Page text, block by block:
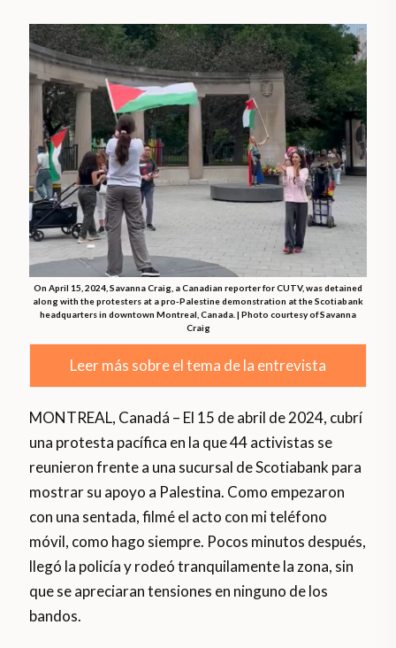
On April 15, 2024, Savanna Craig, a Canadian reporter for CUTV, was detained
along with the protesters at a pro-Palestine demonstration at the Scotiabank
headquarters in downtown Montreal, Canada. | Photo courtesy of Savanna
Craig
Leer más sobre el tema de la entrevista
MONTREAL, Canadá – El 15 de abril de 2024, cubrí
una protesta pacífica en la que 44 activistas se
reunieron frente a una sucursal de Scotiabank para
mostrar su apoyo a Palestina. Como empezaron
con una sentada, filmé el acto con mi teléfono
móvil, como hago siempre. Pocos minutos después,
llegó la policía y rodeó tranquilamente la zona, sin
que se apreciaran tensiones en ninguno de los
bandos.